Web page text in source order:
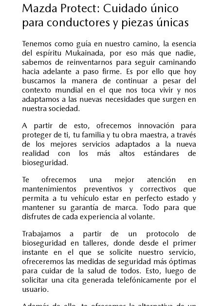
Mazda Protect: Cuidado único
para conductores y piezas únicas
Tenemos como guía en nuestro camino, la esencia
del espíritu Mukainada, por eso más que nadie,
sabemos de reinventarnos para seguir caminando
hacia adelante a paso firme. Es por ello que hoy
buscamos la manera de continuar a pesar del
contexto mundial en el que nos toca vivir y nos
adaptamos a las nuevas necesidades que surgen en
nuestra sociedad.
A partir de esto, ofrecemos innovación para
proteger de ti, tu familia y tu obra maestra, a través
de los mejores servicios adaptados a la nueva
realidad con los más altos estándares de
bioseguridad.
Te ofrecemos una mejor atención en
mantenimientos preventivos y correctivos que
permita a tu vehículo estar en perfecto estado y
mantener su garantía de marca. Todo para que
disfrutes de cada experiencia al volante.
Trabajamos a partir de un protocolo de
bioseguridad en talleres, donde desde el primer
instante en el que se solicite nuestro servicio,
ofreceremos las medidas de seguridad más óptimas
para cuidar de la salud de todos. Esto, luego de
solicitar una cita generada telefónicamente por el
usuario.